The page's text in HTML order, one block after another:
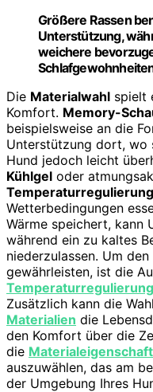
Größere Rassen
Unterstützung,
weichere
Die Materialwahl spielt
Komfort. Memory-
beispielsweise an die
Unterstützung dort, wo
Hund jedoch leicht
Kühlgel oder
Temperaturregulierung
Wetterbedingungen
Wärme speichert, kann
während ein zu kaltes
niederzulassen. Um
gewährleisten, ist die
Temperaturregulierung
Zusätzlich kann die
Materialien die
den Komfort über die
die
auszuwählen, das am
der Umgebung Ihres